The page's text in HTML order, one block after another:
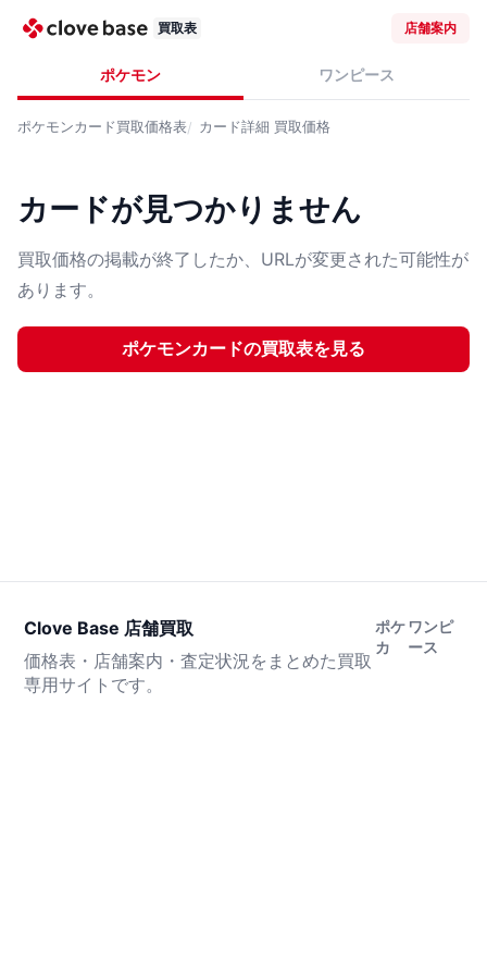
買取表 店舗案内
ポケモン ワンピース
ポケモンカード買取価格表 カード詳細 買取価格
カードが見つかりません
買取価格の掲載が終了したか、URLが変更された可能性が
あります。
ポケモンカードの買取表を見る
Clove Base 店舗買取
価格表・店舗案内・査定状況をまとめた買取
専用サイトです。
ポケ
カ
ワンピ
ース